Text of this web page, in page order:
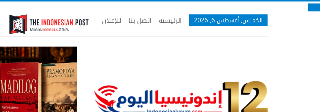
الخميس, أغسطس 6, 2026 الرئيسية اتصل بنا للإعلان